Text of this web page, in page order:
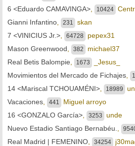
6 <Eduardo CAMAVINGA>
10424
Gianni Infantino
231
skan
7 <VINICIUS Jr.>
64728
pepex31
Mason Greenwood
382
michael37
Real Betis Balompie
1673
_Jesus_
Movimientos del Mercado de Fichajes
14 <Mariscal TCHOUAMÉNI>
18989
Vacaciones
441
Miguel arroyo
16 <GONZALO García>
3253
unde
Nuevo Estadio Santiago Bernabéu.
Real Madrid | FEMENINO
34254